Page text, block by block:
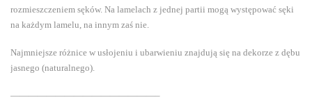
rozmieszczeniem sęków. Na lamelach z jednej partii mogą występować sęki
na każdym lamelu, na innym zaś nie.
Najmniejsze różnice w usłojeniu i ubarwieniu znajdują się na dekorze z dębu
jasnego (naturalnego).
————————————————–